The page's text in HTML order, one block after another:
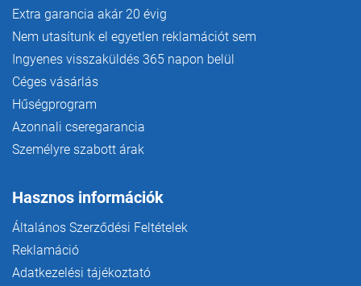
Extra garancia akár 20 évig
Nem utasítunk el egyetlen reklamációt sem
Ingyenes visszaküldés 365 napon belül
Céges vásárlás
Hűségprogram
Azonnali cseregarancia
Személyre szabott árak
Hasznos információk
Általános Szerződési Feltételek
Reklamáció
Adatkezelési tájékoztató